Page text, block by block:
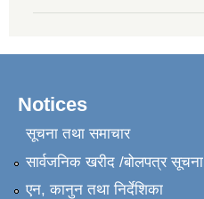
Notices
सूचना तथा समाचार
सार्वजनिक खरीद /बोलपत्र सूचना
एन, कानुन तथा निर्देशिका